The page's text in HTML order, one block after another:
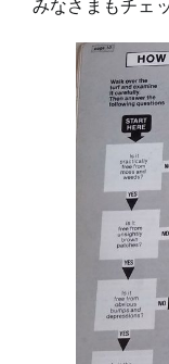
みなさまもチェ